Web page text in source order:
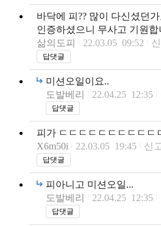
바닥에 피?? 많이 다신셨던가
인증하셨으니 무사고 기원합
삶의도피
22.03.05 09:52
답댓글
미션오일이요..
도발베리
22.04.25 12:35
답댓글
피가 ㄷㄷㄷㄷㄷㄷㄷㄷㄷㄷ
X6m50i
22.03.05 19:45 신
답댓글
피아니고 미션오일...
도발베리
22.04.25 12:35
답댓글